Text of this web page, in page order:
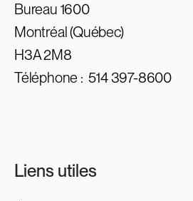
Bureau 1600
Montréal (Québec)
H3A 2M8
Téléphone :514 397-8600
Liens utiles